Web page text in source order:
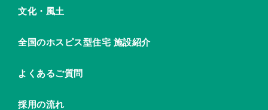
文化・風土
全国のホスピス型住宅 施設紹介
よくあるご質問
採用の流れ